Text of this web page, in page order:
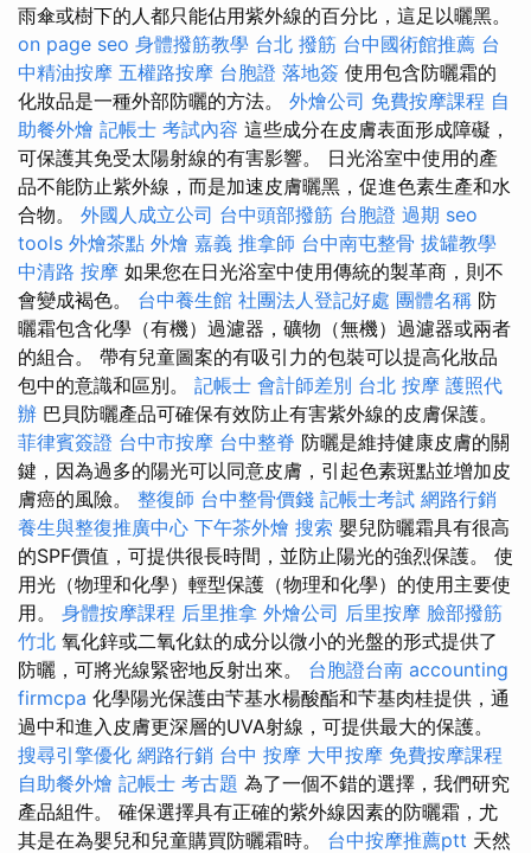
雨傘或樹下的人都只能佔用紫外線的百分比，這足以曬黑。
on page seo 身體撥筋教學 台北 撥筋 台中國術館推薦 台
中精油按摩 五權路按摩 台胞證 落地簽 使用包含防曬霜的
化妝品是一種外部防曬的方法。 外燴公司 免費按摩課程 自
助餐外燴 記帳士 考試內容 這些成分在皮膚表面形成障礙，
可保護其免受太陽射線的有害影響。 日光浴室中使用的產
品不能防止紫外線，而是加速皮膚曬黑，促進色素生產和水
合物。 外國人成立公司 台中頭部撥筋 台胞證 過期 seo
tools 外燴茶點 外燴 嘉義 推拿師 台中南屯整骨 拔罐教學
中清路 按摩 如果您在日光浴室中使用傳統的製革商，則不
會變成褐色。 台中養生館 社團法人登記好處 團體名稱 防
曬霜包含化學（有機）過濾器，礦物（無機）過濾器或兩者
的組合。 帶有兒童圖案的有吸引力的包裝可以提高化妝品
包中的意識和區別。 記帳士 會計師差別 台北 按摩 護照代
辦 巴貝防曬產品可確保有效防止有害紫外線的皮膚保護。
菲律賓簽證 台中市按摩 台中整脊 防曬是維持健康皮膚的關
鍵，因為過多的陽光可以同意皮膚，引起色素斑點並增加皮
膚癌的風險。 整復師 台中整骨價錢 記帳士考試 網路行銷
養生與整復推廣中心 下午茶外燴 搜索 嬰兒防曬霜具有很高
的SPF價值，可提供很長時間，並防止陽光的強烈保護。 使
用光（物理和化學）輕型保護（物理和化學）的使用主要使
用。 身體按摩課程 后里推拿 外燴公司 后里按摩 臉部撥筋
竹北 氧化鋅或二氧化鈦的成分以微小的光盤的形式提供了
防曬，可將光線緊密地反射出來。 台胞證台南 accounting
firmcpa 化學陽光保護由芐基水楊酸酯和芐基肉桂提供，通
過中和進入皮膚更深層的UVA射線，可提供最大的保護。
搜尋引擎優化 網路行銷 台中 按摩 大甲按摩 免費按摩課程
自助餐外燴 記帳士 考古題 為了一個不錯的選擇，我們研究
產品組件。 確保選擇具有正確的紫外線因素的防曬霜，尤
其是在為嬰兒和兒童購買防曬霜時。 台中按摩推薦ptt 天然